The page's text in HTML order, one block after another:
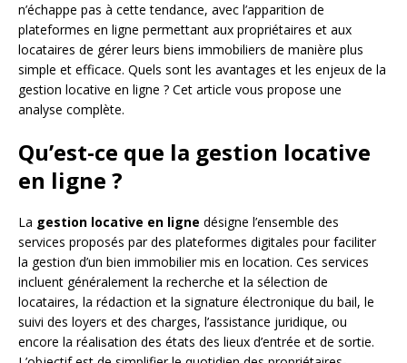
n’échappe pas à cette tendance, avec l’apparition de
plateformes en ligne permettant aux propriétaires et aux
locataires de gérer leurs biens immobiliers de manière plus
simple et efficace. Quels sont les avantages et les enjeux de la
gestion locative en ligne ? Cet article vous propose une
analyse complète.
Qu’est-ce que la gestion locative
en ligne ?
La gestion locative en ligne désigne l’ensemble des
services proposés par des plateformes digitales pour faciliter
la gestion d’un bien immobilier mis en location. Ces services
incluent généralement la recherche et la sélection de
locataires, la rédaction et la signature électronique du bail, le
suivi des loyers et des charges, l’assistance juridique, ou
encore la réalisation des états des lieux d’entrée et de sortie.